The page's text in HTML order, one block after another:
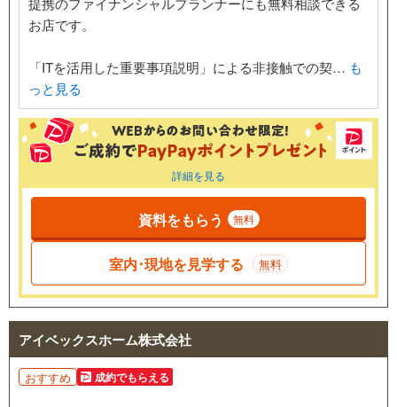
お店です。
「ITを活用した重要事項説明」による非接触での契… も
っと見る
詳細を見る
資料をもらう 無料
室内･現地を見学する 無料
アイベックスホーム株式会社
おすすめ 成約でもらえる